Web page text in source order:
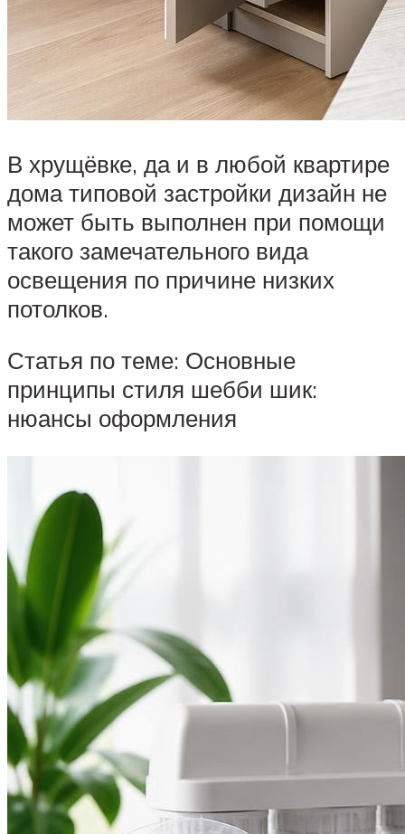
В хрущёвке, да и в любой квартире
дома типовой застройки дизайн не
может быть выполнен при помощи
такого замечательного вида
освещения по причине низких
потолков.
Статья по теме: Основные
принципы стиля шебби шик:
нюансы оформления